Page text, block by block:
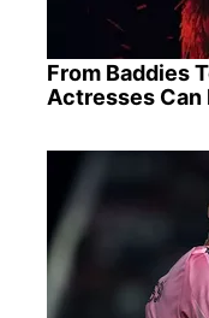
From Baddies
Actresses Can